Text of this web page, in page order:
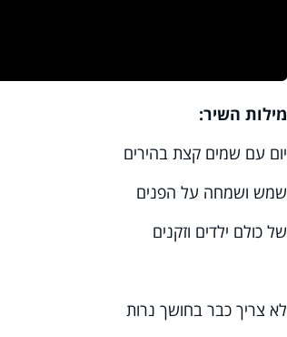
מילות השיר:
יום עם שמים קצת בהירים
שמש ושמחה על הפנים
של כולם ילדים וזקנים
לא צריך כבר בחושך נרות